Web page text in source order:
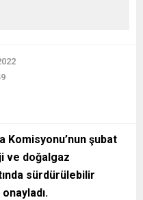
şubat
ve doğalgaz
sürdürülebilir